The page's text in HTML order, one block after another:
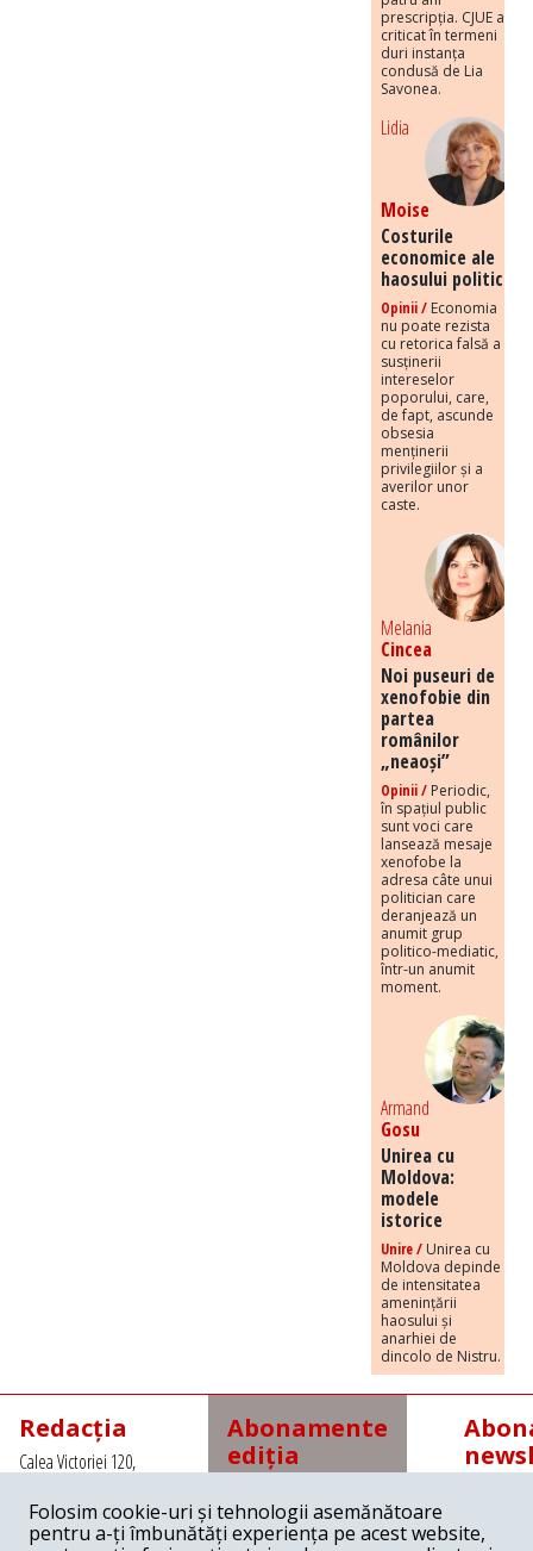
prescripția. CJUE a
criticat în termeni
duri instanța
condusă de Lia
Savonea.
Lidia
Moise
Costurile
economice ale
haosului politic
Opinii / Economia
nu poate rezista
cu retorica falsă a
susținerii
intereselor
poporului, care,
de fapt, ascunde
obsesia
menținerii
privilegiilor și a
averilor unor
caste.
Melania
Cincea
Noi puseuri de
xenofobie din
partea
românilor
„neaoși”
Opinii / Periodic,
în spațiul public
sunt voci care
lansează mesaje
xenofobe la
adresa câte unui
politician care
deranjează un
anumit grup
politico-mediatic,
într-un anumit
moment.
Armand
Gosu
Unirea cu
Moldova:
modele
istorice
Unire / Unirea cu
Moldova depinde
de intensitatea
amenințării
haosului și
anarhiei de
dincolo de Nistru.
Redacția
Calea Victoriei 120,
Romania
Tel: +4021 3112208
Abonamente
ediția
tipărită
Abonamente interne
cu
Folosim cookie-uri și tehnologii asemănătoare
pentru a-ți îmbunătăți experiența pe acest website,